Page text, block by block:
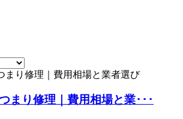
まり修理｜費用相場と業･･･